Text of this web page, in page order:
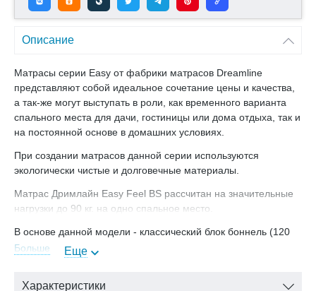
Описание
Матрасы серии Easy от фабрики матрасов Dreamline
представляют собой идеальное сочетание цены и качества,
а так-же могут выступать в роли, как временного варианта
спального места для дачи, гостиницы или дома отдыха, так и
на постоянной основе в домашних условиях.
При создании матрасов данной серии используются
экологически чистые и долговечные материалы.
Матрас Дримлайн Easy Feel BS рассчитан на значительные
нагрузки до 90 кг. на одно спальное место.
В основе данной модели - классический блок боннель (120
пружин на кв.м.), который придаёт всей конструкции
прочность. Внешние слои наполнителей матраса отделены
Больше Еще
Характеристики